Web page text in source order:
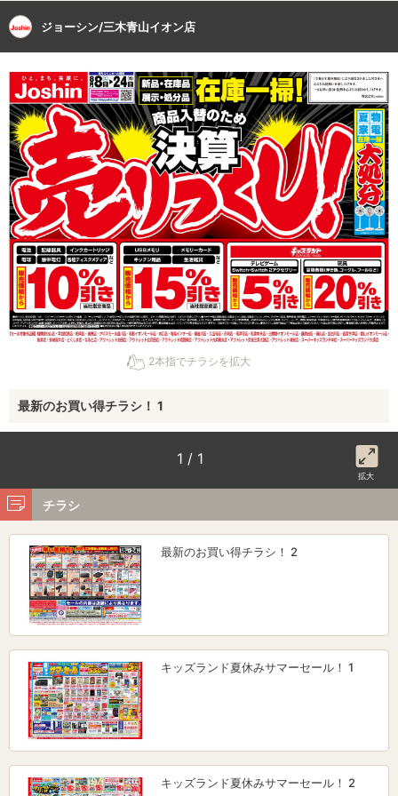
ジョーシン/三木青山イオン店
2本指でチラシを拡大
最新のお買い得チラシ！ 1
1 / 1
拡大
チラシ
最新のお買い得チラシ！ 2
キッズランド夏休みサマーセール！ 1
キッズランド夏休みサマーセール！ 2